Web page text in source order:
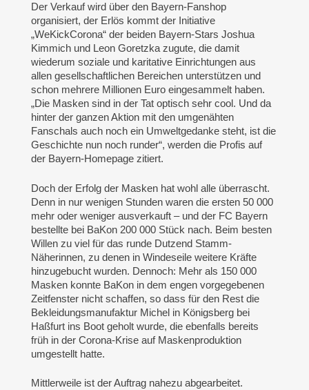
Der Verkauf wird über den Bayern-Fanshop
organisiert, der Erlös kommt der Initiative
„WeKickCorona“ der beiden Bayern-Stars Joshua
Kimmich und Leon Goretzka zugute, die damit
wiederum soziale und karitative Einrichtungen aus
allen gesellschaftlichen Bereichen unterstützen und
schon mehrere Millionen Euro eingesammelt haben.
„Die Masken sind in der Tat optisch sehr cool. Und da
hinter der ganzen Aktion mit den umgenähten
Fanschals auch noch ein Umweltgedanke steht, ist die
Geschichte nun noch runder“, werden die Profis auf
der Bayern-Homepage zitiert.
Doch der Erfolg der Masken hat wohl alle überrascht.
Denn in nur wenigen Stunden waren die ersten 50 000
mehr oder weniger ausverkauft – und der FC Bayern
bestellte bei BaKon 200 000 Stück nach. Beim besten
Willen zu viel für das runde Dutzend Stamm-
Näherinnen, zu denen in Windeseile weitere Kräfte
hinzugebucht wurden. Dennoch: Mehr als 150 000
Masken konnte BaKon in dem engen vorgegebenen
Zeitfenster nicht schaffen, so dass für den Rest die
Bekleidungsmanufaktur Michel in Königsberg bei
Haßfurt ins Boot geholt wurde, die ebenfalls bereits
früh in der Corona-Krise auf Maskenproduktion
umgestellt hatte.
Mittlerweile ist der Auftrag nahezu abgearbeitet.